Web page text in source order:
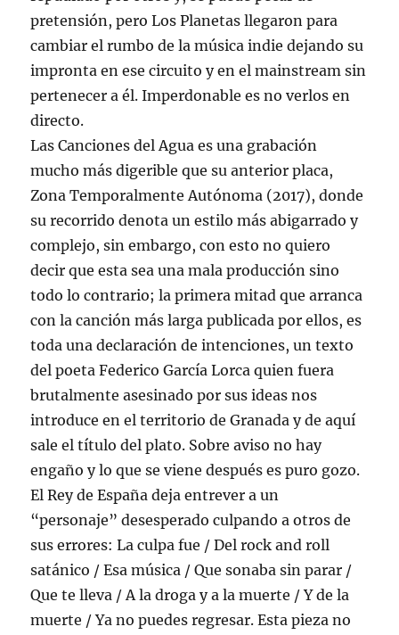
pretensión, pero Los Planetas llegaron para
cambiar el rumbo de la música indie dejando su
impronta en ese circuito y en el mainstream sin
pertenecer a él. Imperdonable es no verlos en
directo.
Las Canciones del Agua es una grabación
mucho más digerible que su anterior placa,
Zona Temporalmente Autónoma (2017), donde
su recorrido denota un estilo más abigarrado y
complejo, sin embargo, con esto no quiero
decir que esta sea una mala producción sino
todo lo contrario; la primera mitad que arranca
con la canción más larga publicada por ellos, es
toda una declaración de intenciones, un texto
del poeta Federico García Lorca quien fuera
brutalmente asesinado por sus ideas nos
introduce en el territorio de Granada y de aquí
sale el título del plato. Sobre aviso no hay
engaño y lo que se viene después es puro gozo.
El Rey de España deja entrever a un
“personaje” desesperado culpando a otros de
sus errores: La culpa fue / Del rock and roll
satánico / Esa música / Que sonaba sin parar /
Que te lleva / A la droga y a la muerte / Y de la
muerte / Ya no puedes regresar. Esta pieza no